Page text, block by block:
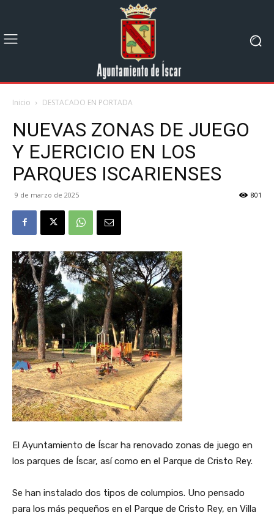
Inicio DESTACADO EN PORTADA
NUEVAS ZONAS DE JUEGO
Y EJERCICIO EN LOS
PARQUES ISCARIENSES
9 de marzo de 2025 801
El Ayuntamiento de Íscar ha renovado zonas de juego en
los parques de Íscar, así como en el Parque de Cristo Rey.
Se han instalado dos tipos de columpios. Uno pensado
para los más pequeños en el Parque de Cristo Rey, en Villa